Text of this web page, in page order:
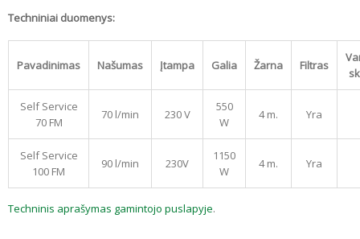
Techniniai duomenys:
Pavadinimas Našumas Įtampa Galia Žarna Filtras
Self Service
70 FM
70 l/min 230 V
550
W
4 m. Yra
Self Service
100 FM
90 l/min 230V
1150
W
4 m. Yra
Techninis aprašymas gamintojo puslapyje.